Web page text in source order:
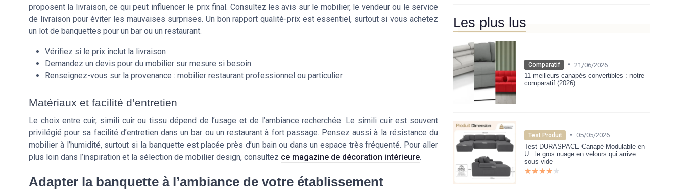
proposent la livraison, ce qui peut influencer le prix final. Consultez les avis sur le mobilier, le vendeur ou le service
de livraison pour éviter les mauvaises surprises. Un bon rapport qualité-prix est essentiel, surtout si vous achetez
un lot de banquettes pour un bar ou un restaurant.
Vérifiez si le prix inclut la livraison
Demandez un devis pour du mobilier sur mesure si besoin
Renseignez-vous sur la provenance : mobilier restaurant professionnel ou particulier
Matériaux et facilité d’entretien
Le choix entre cuir, simili cuir ou tissu dépend de l’usage et de l’ambiance recherchée. Le simili cuir est souvent
privilégié pour sa facilité d’entretien dans un bar ou un restaurant à fort passage. Pensez aussi à la résistance du
mobilier à l’humidité, surtout si la banquette est placée près d’un bain ou dans un espace très fréquenté. Pour aller
plus loin dans l’inspiration et la sélection de mobilier design, consultez ce magazine de décoration intérieure.
Adapter la banquette à l’ambiance de votre établissement
Les plus lus
Comparatif • 21/06/2026
11 meilleurs canapés convertibles : notre
comparatif (2026)
Test Produit • 05/05/2026
Test DURASPACE Canapé Modulable en
U : le gros nuage en velours qui arrive
sous vide
★★★★★
★★★★★